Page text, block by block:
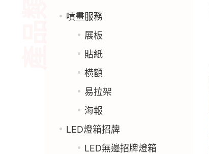
噴畫服務
展板
貼紙
橫額
易拉架
海報
LED燈箱招牌
LED無邊招牌燈箱